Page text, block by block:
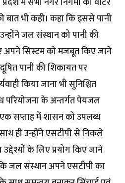
भी कही। कहा कि इससे पानी
जल संस्थान को पानी की
अपने सिस्टम को मजबूत किए जाने
पानी की शिकायत पर
किया जाना भी सुनिश्चित
परियोजना के अन्तर्गत पेयजल
सप्ताह में शासन को उपलब्ध
ही उन्होंने एसटीपी से निकले
उद्देश्यों के लिए प्रयोग किए जाने
जल संस्थान अपने एसटीपी का